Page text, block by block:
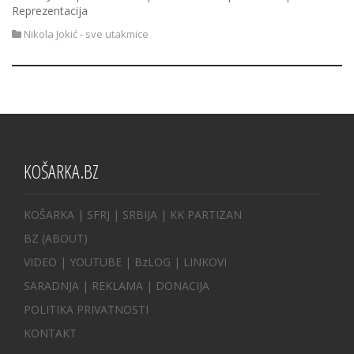
Reprezentacija
Nikola Jokić - sve utakmice
KOŠARKA.BZ
KOŠARKA | SFRJ | SRBIJA | KK PARTIZAN
BZ (ABOUT)
VIDEO | YOUTUBE | BzLOG | LINKOVI
SARADNJA | REKLAMA | DONACIJA
POLITIKA PRIVATNOSTI
KONTAKT